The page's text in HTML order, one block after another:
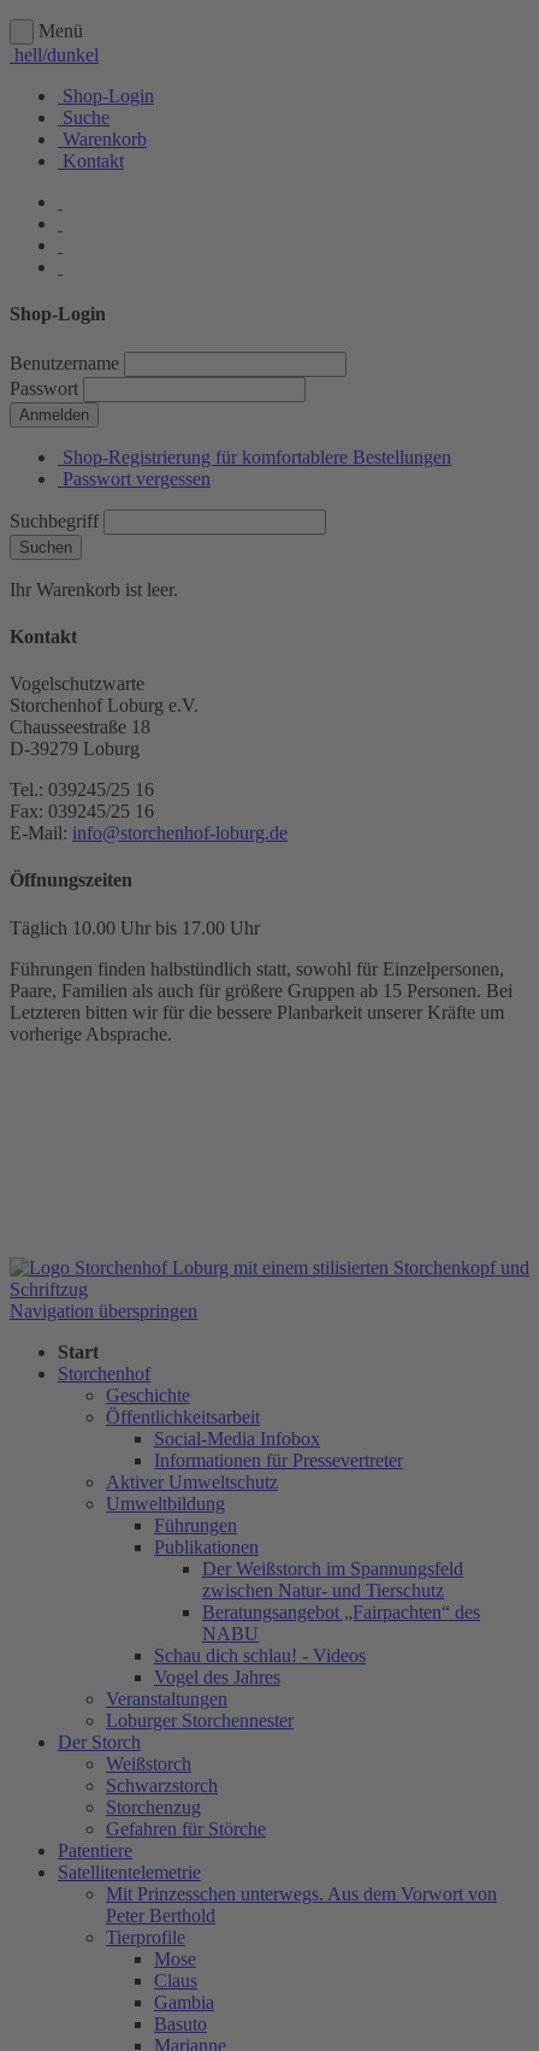
Menü
hell/dunkel
Shop-Login
Suche
Warenkorb
Kontakt
Shop-Login
Benutzername
Passwort
Anmelden
Shop-Registrierung für komfortablere Bestellungen
Passwort vergessen
Suchbegriff
Suchen
Ihr Warenkorb ist leer.
Kontakt
Vogelschutzwarte
Storchenhof Loburg e.V.
Chausseestraße 18
D-39279 Loburg
Tel.: 039245/25 16
Fax: 039245/25 16
E-Mail: info@storchenhof-loburg.de
Öffnungszeiten
Täglich 10.00 Uhr bis 17.00 Uhr
Führungen finden halbstündlich statt, sowohl für Einzelpersonen,
Paare, Familien als auch für größere Gruppen ab 15 Personen. Bei
Letzteren bitten wir für die bessere Planbarkeit unserer Kräfte um
vorherige Absprache.
Navigation überspringen
Start
Storchenhof
Geschichte
Öffentlichkeitsarbeit
Social-Media Infobox
Informationen für Pressevertreter
Aktiver Umweltschutz
Umweltbildung
Führungen
Publikationen
Der Weißstorch im Spannungsfeld
zwischen Natur- und Tierschutz
Beratungsangebot „Fairpachten“ des
NABU
Schau dich schlau! - Videos
Vogel des Jahres
Veranstaltungen
Loburger Storchennester
Der Storch
Weißstorch
Schwarzstorch
Storchenzug
Gefahren für Störche
Patentiere
Satellitentelemetrie
Mit Prinzesschen unterwegs. Aus dem Vorwort von
Peter Berthold
Tierprofile
Mose
Claus
Gambia
Basuto
Marianne